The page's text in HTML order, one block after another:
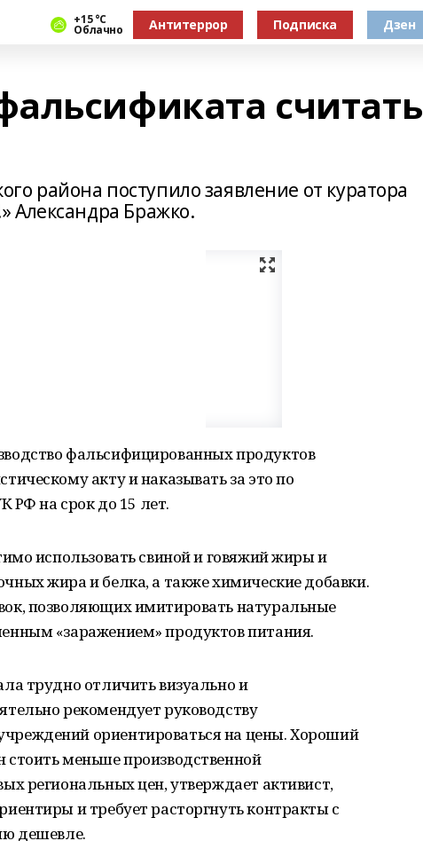
+15 °С
Облачно Антитеррор Подписка Дзен
считать
района поступило заявление от куратора
Александра Бражко.
фальсифицированных продуктов
акту и наказывать за это по
РФ на срок до 15 лет.
использовать свиной и говяжий жиры и
жира и белка, а также химические добавки.
позволяющих имитировать натуральные
«заражением» продуктов питания.
трудно отличить визуально и
рекомендует руководству
ориентироваться на цены. Хороший
меньше производственной
региональных цен, утверждает активист,
и требует расторгнуть контракты с
дешевле.